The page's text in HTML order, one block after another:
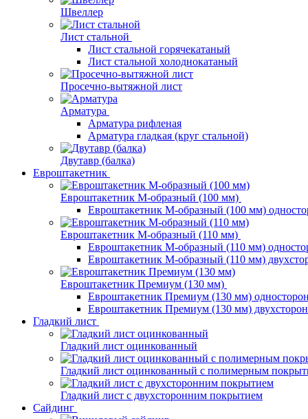
Швеллер
Лист стальной
Лист стальной горячекатаный
Лист стальной холоднокатаный
Просечно-вытяжной лист
Арматура
Арматура рифленая
Арматура гладкая (круг стальной)
Двутавр (балка)
Евроштакетник
Евроштакетник М-образный (100 мм)
Евроштакетник М-образный (100 мм)
Евроштакетник М-образный (110 мм)
Евроштакетник М-образный (110 мм)
Евроштакетник М-образный (110 мм)
Евроштакетник Премиум (130 мм)
Евроштакетник Премиум (130 мм)
Евроштакетник Премиум (130 мм)
Гладкий лист
Гладкий лист оцинкованный
Гладкий лист оцинкованный с полимерным
Гладкий лист с двухсторонним покрытием
Сайдинг